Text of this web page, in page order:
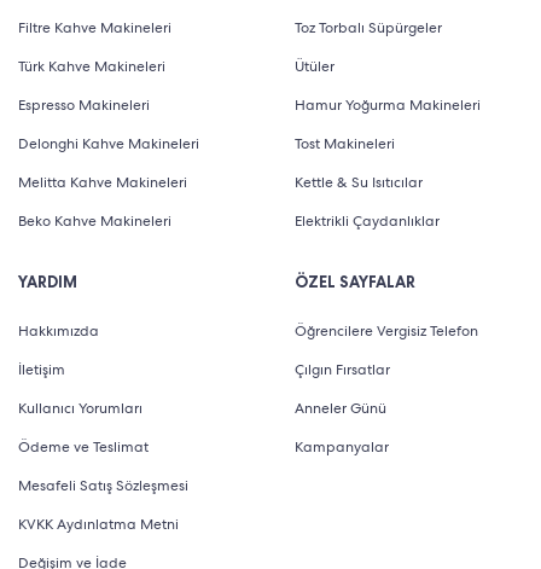
Filtre Kahve Makineleri
Türk Kahve Makineleri
Espresso Makineleri
Delonghi Kahve Makineleri
Melitta Kahve Makineleri
Beko Kahve Makineleri
YARDIM
Hakkımızda
İletişim
Kullanıcı Yorumları
Ödeme ve Teslimat
Mesafeli Satış Sözleşmesi
KVKK Aydınlatma Metni
Değişim ve İade
Toz Torbalı Süpürgeler
Ütüler
Hamur Yoğurma Makineleri
Tost Makineleri
Kettle & Su Isıtıcılar
Elektrikli Çaydanlıklar
ÖZEL SAYFALAR
Öğrencilere Vergisiz Telefon
Çılgın Fırsatlar
Anneler Günü
Kampanyalar